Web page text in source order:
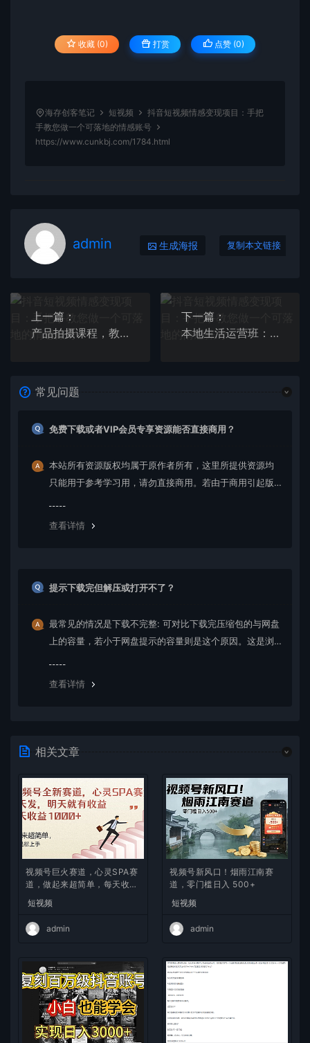
收藏 (0) 打赏 点赞 (0)
海存创客笔记 短视频
抖音短视频情感变现项目：手把
手教您做一个可落地的情感账号
https://www.cunkbj.com/1784.html
admin 生成海报 复制本文链接
上一篇：
产品拍摄课程，教你拍好产品小视频，拍摄，剪辑，用光实操技巧
下一篇：
本地生活运营班：账号运营+短视频创作+线上线下Y.L，商家老板必看
常见问题
免费下载或者VIP会员专享资源能否直接商用？
本站所有资源版权均属于原作者所有，这里所提供资源均
只能用于参考学习用，请勿直接商用。若由于商用引起版
查看详情
提示下载完但解压或打开不了？
最常见的情况是下载不完整: 可对比下载完压缩包的与网盘
上的容量，若小于网盘提示的容量则是这个原因。这是浏
查看详情
相关文章
视频号巨火赛道，心灵SPA赛
道，做起来超简单，每天收益
800+
短视频
admin
视频号新风口！烟雨江南赛
道，零门槛日入 500+
短视频
admin